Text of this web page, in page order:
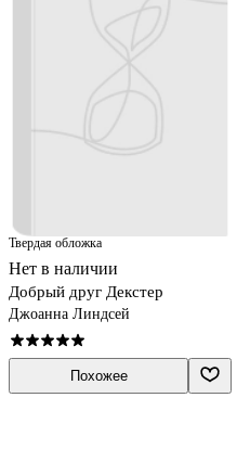
Твердая обложка
Нет в наличии
Добрый друг Декстер
Джоанна Линдсей
Похожее